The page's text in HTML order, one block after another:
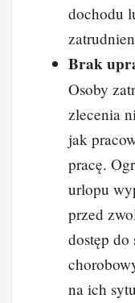
dochodu
Brak
Osoby
zlecenia
jak
pracę.
urlopu
przed
dostęp do
na ich